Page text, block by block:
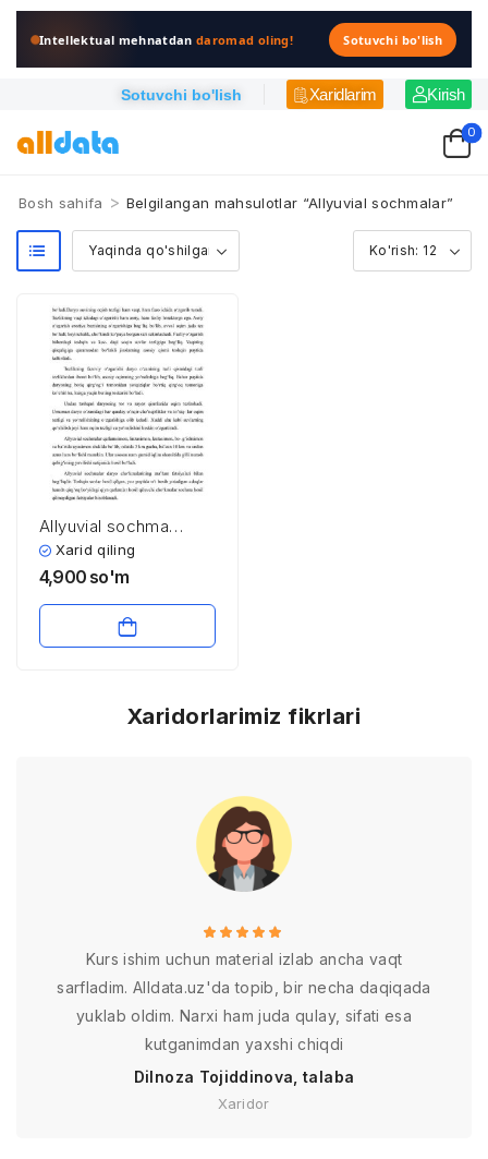
Intellektual mehnatdandaromad oling! Sotuvchi bo'lish
Sotuvchi bo'lish Xaridlarim Kirish
0
Bosh sahifa > Belgilangan mahsulotlar “Allyuvial sochmalar”
Allyuvial sochma
konlar
Xarid qiling
4,900 so'm
Xaridorlarimiz fikrlari
Kurs ishim uchun material izlab ancha vaqt
sarfladim. Alldata.uz'da topib, bir necha daqiqada
yuklab oldim. Narxi ham juda qulay, sifati esa
kutganimdan yaxshi chiqdi
Dilnoza Tojiddinova, talaba
Xaridor